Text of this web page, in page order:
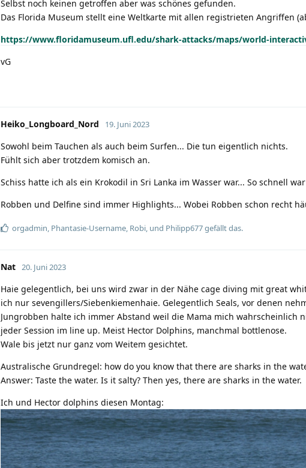
Selbst noch keinen getroffen aber was schönes gefunden.
Das Florida Museum stellt eine Weltkarte mit allen registrieten Angriffen
https://www.floridamuseum.ufl.edu/shark-attacks/maps/world-
vG
Heiko_Longboard_Nord 19. Juni 2023
Sowohl beim Tauchen als auch beim Surfen... Die tun eigentlich nichts.
Fühlt sich aber trotzdem komisch an.
Schiss hatte ich als ein Krokodil in Sri Lanka im Wasser war... So schnell
Robben und Delfine sind immer Highlights... Wobei Robben schon recht
orgadmin, Phantasie-Username, Robi, und Philipp677gefällt das.
Nat 20. Juni 2023
Haie gelegentlich, bei uns wird zwar in der Nähe cage diving mit great
ich nur sevengillers/Siebenkiemenhaie. Gelegentlich Seals, vor denen
Jungrobben halte ich immer Abstand weil die Mama mich wahrscheinlich
jeder Session im line up. Meist Hector Dolphins, manchmal bottlenose.
Wale bis jetzt nur ganz vom Weitem gesichtet.
Australische Grundregel: how do you know that there are sharks in the
Answer: Taste the water. Is it salty? Then yes, there are sharks in the water.
Ich und Hector dolphins diesen Montag: